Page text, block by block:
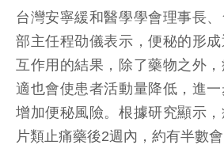
台灣安寧緩和醫學學會理事長
部主任程劭儀表示，便秘的形
互作用的結果，除了藥物之外
適也會使患者活動量降低，進一
增加便秘風險。根據研究顯示
片類止痛藥後2週內，約有半數會